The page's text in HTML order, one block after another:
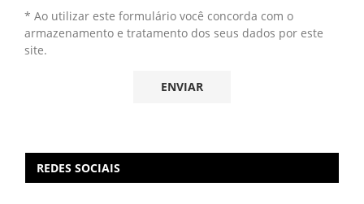
* Ao utilizar este formulário você concorda com o
armazenamento e tratamento dos seus dados por este
site.
REDES SOCIAIS